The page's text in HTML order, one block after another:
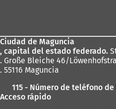
pies
Ciudad de Maguncia
, capital del estado federado.
. Große Bleiche 46/
. 55116 Maguncia
115 - Número de teléfono
Acceso rápido